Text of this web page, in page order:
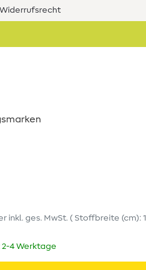
inkl. ges. MwSt. ( Stoffbreite (cm):
4 Werktage